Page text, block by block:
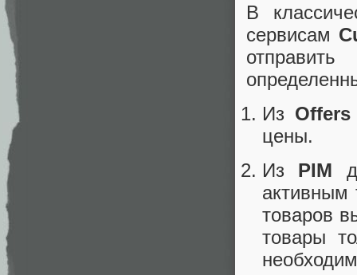
В
сервисам
Из Offers
цены.
Из PIM
активным
товаров
товары